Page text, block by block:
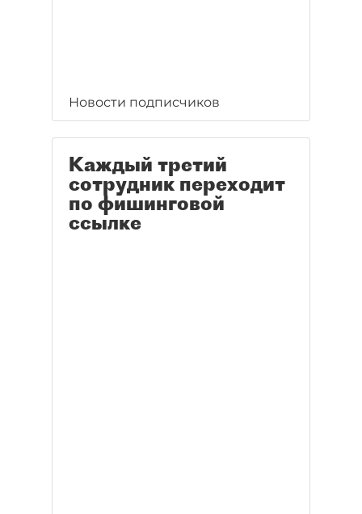
Новости подписчиков
Каждый третий
сотрудник переходит
по фишинговой
ссылке